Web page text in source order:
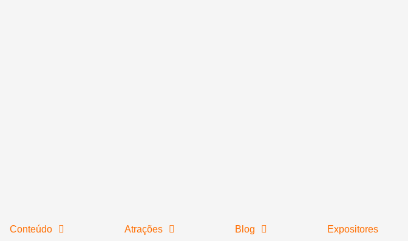
Conteúdo Atrações Blog Expositores